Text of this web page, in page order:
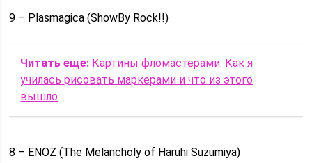
9 – Plasmagica (ShowBy Rock!!)
Читать еще: Картины фломастерами. Как я
училась рисовать маркерами и что из этого
вышло
8 – ENOZ (The Melancholy of Haruhi Suzumiya)